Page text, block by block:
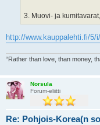
3. Muovi- ja
http://www.kauppalehti.fi/5/
“Rather than love, than money,
Norsula
Forum-eliitti
Re: Pohjois-Korea(n